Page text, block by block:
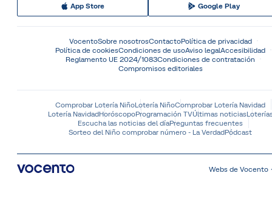
App Store Google Play
VocentoSobre nosotrosContactoPolítica de privacidad
Política de cookiesCondiciones de usoAviso legalAccesibilidad
Reglamento UE 2024/1083Condiciones de contratación
Compromisos editoriales
Comprobar Lotería NiñoLotería NiñoComprobar Lotería Navidad
Lotería NavidadHoróscopoProgramación TVÚltimas noticias
Escucha las noticias del díaPreguntas frecuentes
Sorteo del Niño comprobar número - La VerdadPódcast
Webs de Vocento